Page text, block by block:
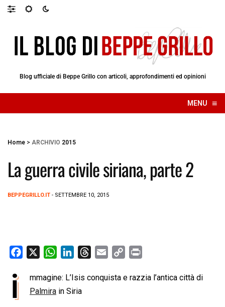
Blog ufficiale di Beppe Grillo con articoli, approfondimenti ed opinioni
MENU ≡
☰
Home > ARCHIVIO 2015
La guerra civile siriana, parte 2
BEPPEGRILLO.IT - SETTEMBRE 10, 2015
W
a
t
n
k
r
a
p
i
i
mmagine: L’Isis conquista e razzia l’antica città di
Palmira in Siria